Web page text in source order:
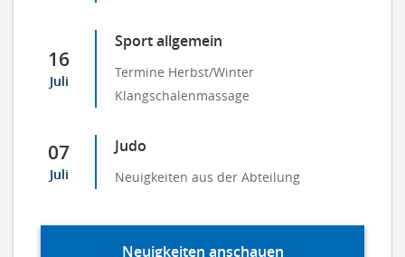
16
Juli
Sport allgemein
Termine Herbst/Winter
Klangschalenmassage
07
Juli
Judo
Neuigkeiten aus der Abteilung
Neuigkeiten anschauen